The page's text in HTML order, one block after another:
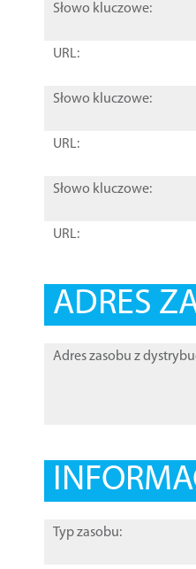
Słowo kluczowe:
URL:
Słowo kluczowe:
URL:
Słowo kluczowe:
URL:
ADRES
Adres zasobu z
Typ zasobu: